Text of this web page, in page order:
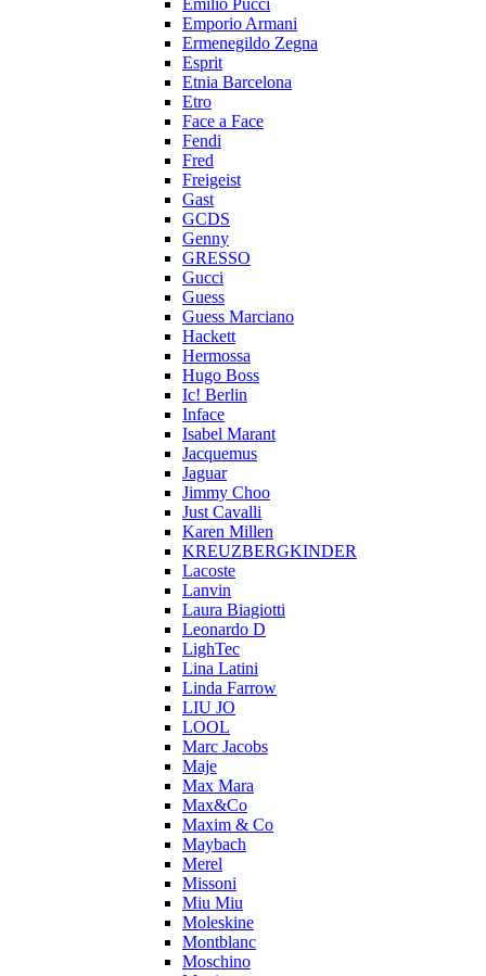
Emilio Pucci
Emporio Armani
Ermenegildo Zegna
Esprit
Etnia Barcelona
Etro
Face a Face
Fendi
Fred
Freigeist
Gast
GCDS
Genny
GRESSO
Gucci
Guess
Guess Marciano
Hackett
Hermossa
Hugo Boss
Ic! Berlin
Inface
Isabel Marant
Jacquemus
Jaguar
Jimmy Choo
Just Cavalli
Karen Millen
KREUZBERGKINDER
Lacoste
Lanvin
Laura Biagiotti
Leonardo D
LighTec
Lina Latini
Linda Farrow
LIU JO
LOOL
Marc Jacobs
Maje
Max Mara
Max&Co
Maxim & Co
Maybach
Merel
Missoni
Miu Miu
Moleskine
Montblanc
Moschino